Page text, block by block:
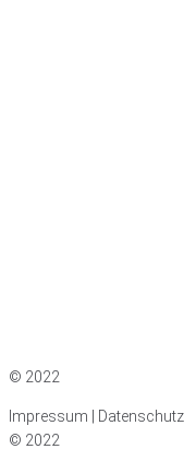
© 2022
Impressum | Datenschutz
© 2022